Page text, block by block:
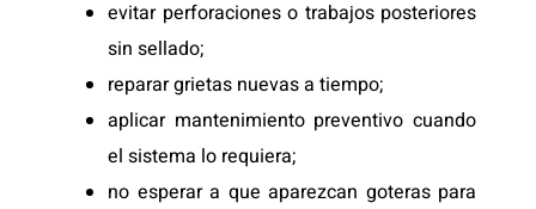
evitar perforaciones o trabajos posteriores
sin sellado;
reparar grietas nuevas a tiempo;
aplicar mantenimiento preventivo cuando
el sistema lo requiera;
no esperar a que aparezcan goteras para